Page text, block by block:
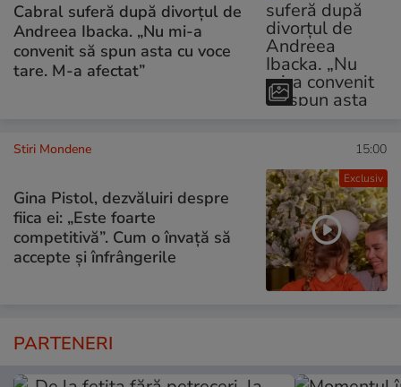
Cabral suferă după divorțul de
Andreea Ibacka. „Nu mi-a
convenit să spun asta cu voce
tare. M-a afectat”
Exclusiv
Stiri Mondene 15:00
Gina Pistol, dezvăluiri despre
fiica ei: „Este foarte
competitivă”. Cum o învață să
accepte și înfrângerile
PARTENERI